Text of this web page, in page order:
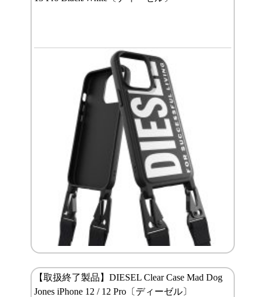
【取扱終了製品】DIESEL Clear Case Mad Dog
Jones iPhone 12 / 12 Pro〔ディーゼル〕